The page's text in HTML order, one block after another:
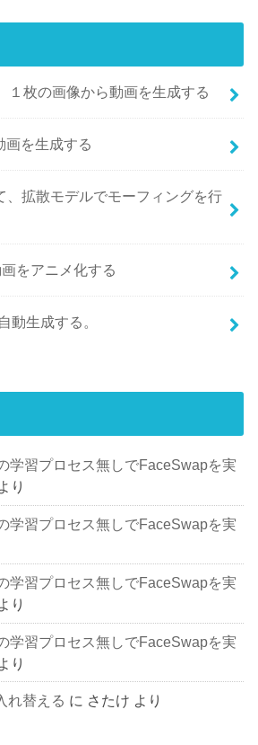
１枚の画像から動画を生成する
画を生成する
、拡散モデルでモーフィングを行
をアニメ化する
動生成する。
学習プロセス無しでFaceSwapを実
り
学習プロセス無しでFaceSwapを実
学習プロセス無しでFaceSwapを実
り
学習プロセス無しでFaceSwapを実
り
れ替える に さたけ より